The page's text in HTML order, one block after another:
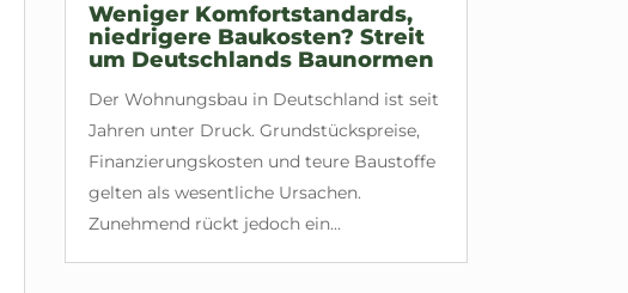
Weniger Komfortstandards,
niedrigere Baukosten? Streit
um Deutschlands Baunormen
Der Wohnungsbau in Deutschland ist seit
Jahren unter Druck. Grundstückspreise,
Finanzierungskosten und teure Baustoffe
gelten als wesentliche Ursachen.
Zunehmend rückt jedoch ein...